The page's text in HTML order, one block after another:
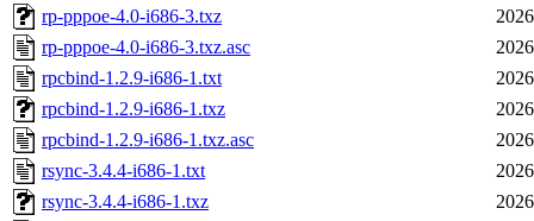
rp-pppoe-4.0-i686-3.txz
rp-pppoe-4.0-i686-3.txz.asc
rpcbind-1.2.9-i686-1.txt
rpcbind-1.2.9-i686-1.txz
rpcbind-1.2.9-i686-1.txz.asc
rsync-3.4.4-i686-1.txt
rsync-3.4.4-i686-1.txz